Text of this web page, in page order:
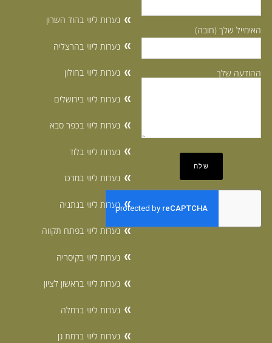
האימייל שלך (חובה)
ההודעה שלך
נערות ליווי בהוד השרון
נערות ליווי בהרצליה
נערות ליווי בחולון
נערות ליווי בירושלים
נערות ליווי בכפר סבא
נערות ליווי בלוד
נערות ליווי במרכז
נערות ליווי בנתניה
נערות ליווי בפתח תקווה
נערות ליווי בקיסריה
נערות ליווי בראשון לציון
נערות ליווי ברמלה
נערות ליווי ברמת גן